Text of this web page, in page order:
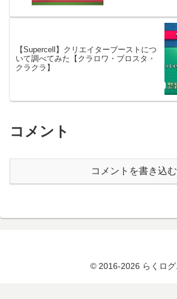
【Supercell】クリエイターブーストにつ
いて調べてみた【クラロワ・ブロスタ・
クラクラ】
コメント
コメントを書き込む
© 2016-2026 らくログ.